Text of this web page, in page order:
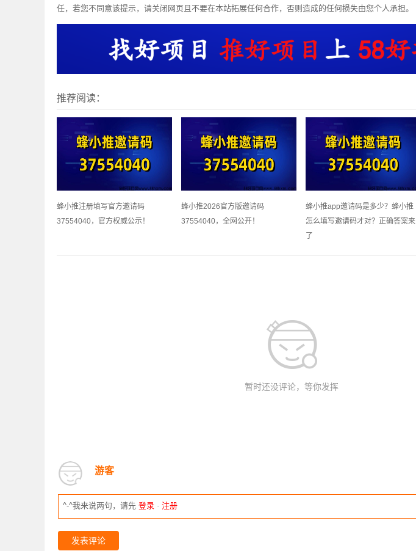
任，若您不同意该提示，请关闭网页且不要在本站拓展任何合作，否则造成的任何损失由您个人承担。
推荐阅读：
蜂小推注册填写官方邀请码
37554040，官方权威公示！
蜂小推2026官方版邀请码
37554040，全网公开！
蜂小推app邀请码是多少？蜂小推
怎么填写邀请码才对？正确答案来
了
暂时还没评论，等你发挥
游客
^-^我来说两句，请先 登录 · 注册
发表评论